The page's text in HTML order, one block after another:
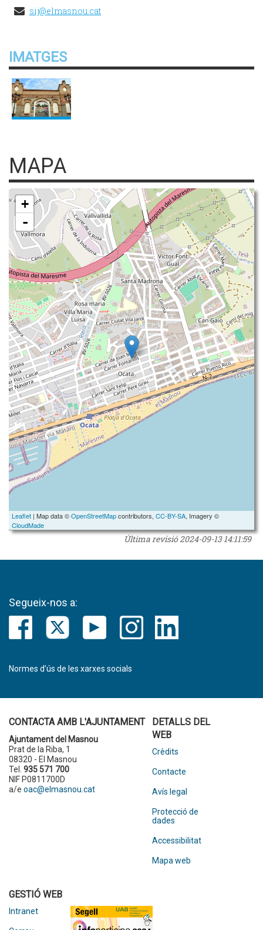
sij@elmasnou.cat
IMATGES
MAPA
+
-
Leaflet | Map data ©OpenStreetMapcontributors, CC-BY-SA, Imagery ©
CloudMade
Última revisió2024-09-13 14:11:59
Segueix-nos a:
Normes d’ús de les xarxes socials
CONTACTA AMB L'AJUNTAMENT
Ajuntament del Masnou
Prat de la Riba, 1
08320 - El Masnou
Tel. 935 571 700
NIF P0811700D
a/e oac@elmasnou.cat
DETALLS DEL
WEB
Crèdits
Contacte
Avís legal
Protecció de
dades
Accessibilitat
Mapa web
GESTIÓ WEB
Intranet